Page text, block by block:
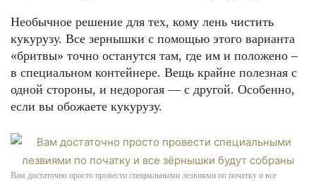
Необычное решение для тех, кому лень чистить
кукурузу. Все зернышки с помощью этого варианта
«бритвы» точно останутся там, где им и положено –
в специальном контейнере. Вещь крайне полезная с
одной стороны, и недорогая — с другой. Особенно,
если вы обожаете кукурузу.
Вам достаточно просто провести специальными лезвиями по початку и все